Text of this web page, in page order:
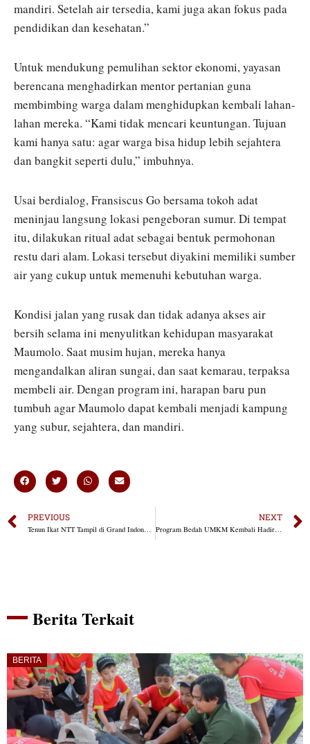
mandiri. Setelah air tersedia, kami juga akan fokus pada
pendidikan dan kesehatan.”
Untuk mendukung pemulihan sektor ekonomi, yayasan
berencana menghadirkan mentor pertanian guna
membimbing warga dalam menghidupkan kembali lahan-
lahan mereka. “Kami tidak mencari keuntungan. Tujuan
kami hanya satu: agar warga bisa hidup lebih sejahtera
dan bangkit seperti dulu,” imbuhnya.
Usai berdialog, Fransiscus Go bersama tokoh adat
meninjau langsung lokasi pengeboran sumur. Di tempat
itu, dilakukan ritual adat sebagai bentuk permohonan
restu dari alam. Lokasi tersebut diyakini memiliki sumber
air yang cukup untuk memenuhi kebutuhan warga.
Kondisi jalan yang rusak dan tidak adanya akses air
bersih selama ini menyulitkan kehidupan masyarakat
Maumolo. Saat musim hujan, mereka hanya
mengandalkan aliran sungai, dan saat kemarau, terpaksa
membeli air. Dengan program ini, harapan baru pun
tumbuh agar Maumolo dapat kembali menjadi kampung
yang subur, sejahtera, dan mandiri.
PREVIOUS
Tenun Ikat NTT Tampil di Grand Indonesia, Fransiscus Go: Kita Ingin Tenun Ikat Tembus Pasar Internasional
NEXT
Program Bedah UMKM Kembali Hadir, Ibu Margarita Terima Bantuan Pertama Sejak 1996
Berita Terkait
BERITA